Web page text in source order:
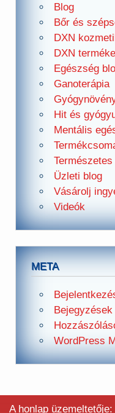
Blog
Bőr és
DXN
DXN
Egészség
Ganoterápia
Hit és
Mentális
Üzleti blog
Vásárolj
Videók
META
WordPress
A honlap